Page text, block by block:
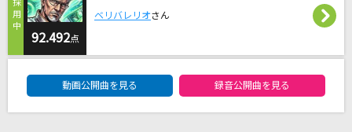
Beautiful
WEST.
君セン!
92.492点
ベリバレリオさん
動画公開曲を見る 録音公開曲を見る